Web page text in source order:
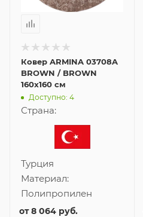
Ковер ARMINA 03708A
BROWN / BROWN
160x160 см
Доступно: 4
Страна:
Турция
Материал:
Полипропилен
от8 064 руб.